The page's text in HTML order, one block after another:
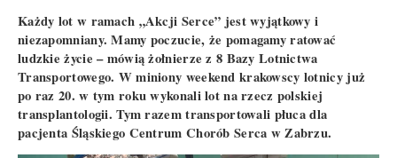
Każdy lot w ramach „Akcji Serce” jest wyjątkowy i
niezapomniany. Mamy poczucie, że pomagamy ratować
ludzkie życie – mówią żołnierze z 8 Bazy Lotnictwa
Transportowego. W miniony weekend krakowscy lotnicy już
po raz 20. w tym roku wykonali lot na rzecz polskiej
transplantologii. Tym razem transportowali płuca dla
pacjenta Śląskiego Centrum Chorób Serca w Zabrzu.